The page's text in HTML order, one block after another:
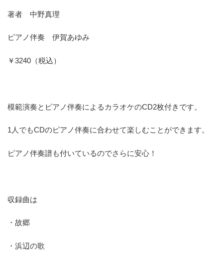
著者 中野真理
ピアノ伴奏 伊賀あゆみ
￥3240（税込）
模範演奏とピアノ伴奏によるカラオケのCD2枚付きです。
1人でもCDのピアノ伴奏に合わせて楽しむことができます。
ピアノ伴奏譜も付いているのでさらに安心！
収録曲は
・故郷
・浜辺の歌